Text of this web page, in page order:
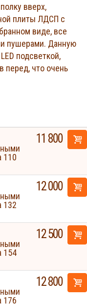
вверх,
плиты ЛДСП с
виде, все
пушерами. Данную
подсветкой,
перед, что очень
110
11 800
132
12 000
154
12 500
176
12 800